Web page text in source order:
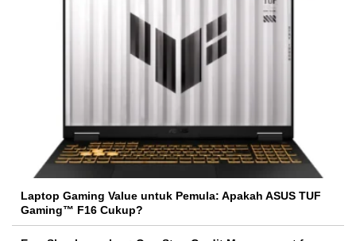
Laptop Gaming Value untuk Pemula: Apakah ASUS TUF
Gaming™ F16 Cukup?